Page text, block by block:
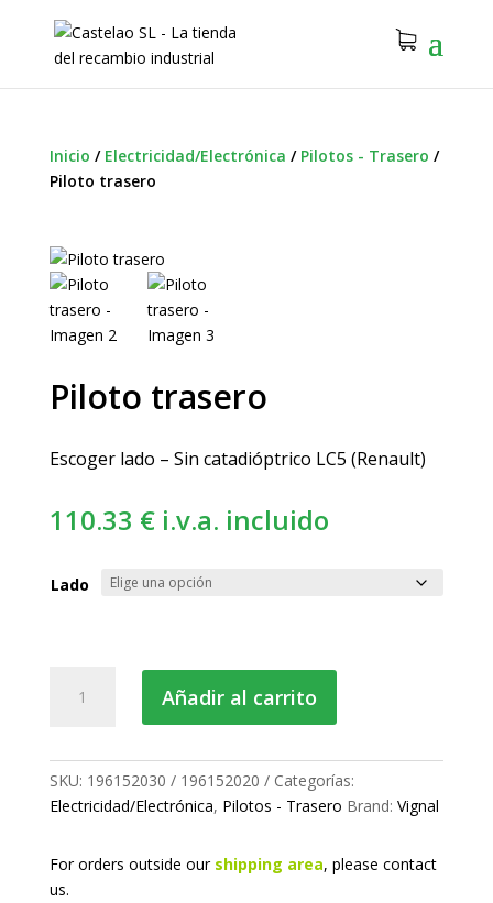
Inicio / Electricidad/Electrónica / Pilotos - Trasero /
Piloto trasero
Piloto trasero
Escoger lado – Sin catadióptrico LC5 (Renault)
110.33 € i.v.a. incluido
Lado
trasero
Añadir al carrito
SKU: 196152030 / 196152020
Categorías:
Electricidad/Electrónica, Pilotos - Trasero Brand: Vignal
For orders outside our shipping area, please contact
us.